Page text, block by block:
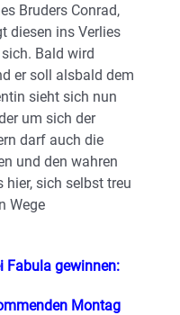
Bruders Conrad,
diesen ins Verlies
Bald wird
er soll alsbald dem
sieht sich nun
um sich der
darf auch die
und den wahren
hier, sich selbst treu
Wege
Fabula gewinnen:
Montag